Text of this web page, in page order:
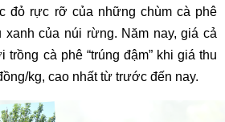
đỏ rực rỡ của những chùm cà phê
của núi rừng. Năm nay, giá cả
cà phê “trúng đậm” khi giá thu
kg, cao nhất từ trước đến nay.